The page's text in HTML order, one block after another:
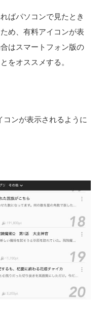
ばパソコンで見たとき
め、有料アイコンが表
はスマートフォン版の
をオススメする。
ンが表示されるように